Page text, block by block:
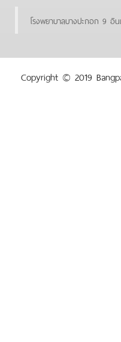
โรงพยาบาลบางปะกอก 9 อิน
Copyright © 2019